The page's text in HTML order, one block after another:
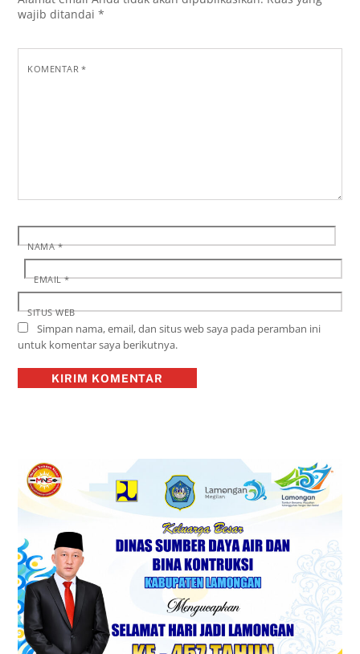
wajib ditandai*
KOMENTAR*
NAMA*
EMAIL*
SITUS WEB
Simpan nama, email, dan situs web saya pada peramban ini
untuk komentar saya berikutnya.